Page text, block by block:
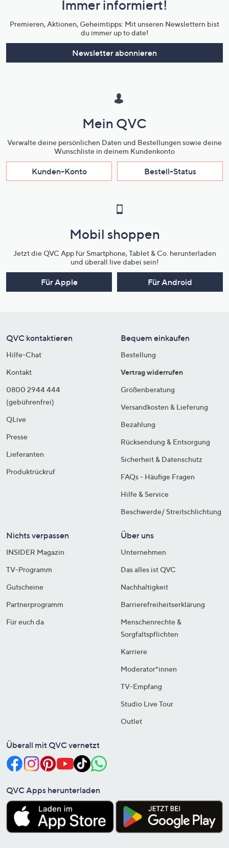
Unternehmensinformationen
Immer informiert!
Premieren, Aktionen, Geheimtipps: Mit unseren Newslettern bist
du immer up to date!
Newsletter abonnieren
Mein QVC
Verwalte deine persönlichen Daten und Bestellungen sowie deine
Wunschliste in deinem Kundenkonto
Kunden-Konto Bestell-Status
Mobil shoppen
Jetzt die QVC App für Smartphone, Tablet & Co. herunterladen
und überall live dabei sein!
Für Apple Für Android
QVC kontaktieren
Hilfe-Chat
Kontakt
0800 2944 444
(gebührenfrei)
QLive
Presse
Lieferanten
Produktrückruf
Bequem einkaufen
Bestellung
Vertrag widerrufen
Größenberatung
Versandkosten & Lieferung
Bezahlung
Rücksendung & Entsorgung
Sicherheit & Datenschutz
FAQs - Häufige Fragen
Hilfe & Service
Beschwerde/ Streitschlichtung
Nichts verpassen
INSIDER Magazin
TV-Programm
Gutscheine
Partnerprogramm
Für euch da
Über uns
Unternehmen
Das alles ist QVC
Nachhaltigkeit
Barrierefreiheitserklärung
Menschenrechte &
Sorgfaltspflichten
Karriere
Moderator*innen
TV-Empfang
Studio Live Tour
Outlet
Überall mit QVC vernetzt
QVC Apps herunterladen